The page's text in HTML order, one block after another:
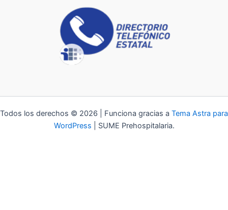
Todos los derechos © 2026 | Funciona gracias a Tema Astra para
WordPress | SUME Prehospitalaria.